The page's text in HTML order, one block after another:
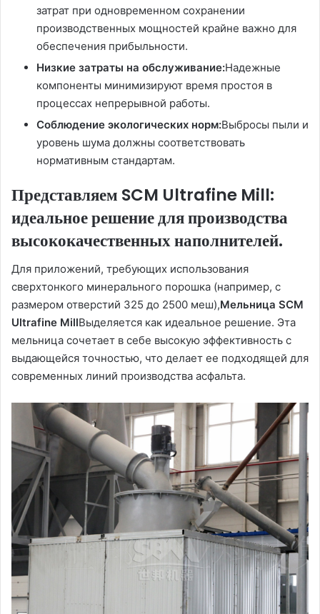
затрат при одновременном сохранении
производственных мощностей крайне важно для
обеспечения прибыльности.
Низкие затраты на обслуживание:Надежные
компоненты минимизируют время простоя в
процессах непрерывной работы.
Соблюдение экологических норм:Выбросы пыли и
уровень шума должны соответствовать
нормативным стандартам.
Представляем SCM Ultrafine Mill:
идеальное решение для производства
высококачественных наполнителей.
Для приложений, требующих использования
сверхтонкого минерального порошка (например, с
размером отверстий 325 до 2500 меш),Мельница SCM
Ultrafine MillВыделяется как идеальное решение. Эта
мельница сочетает в себе высокую эффективность с
выдающейся точностью, что делает ее подходящей для
современных линий производства асфальта.